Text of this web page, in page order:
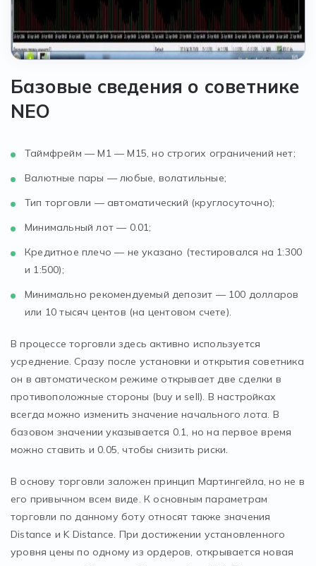
Базовые сведения о советнике
NEO
Таймфрейм — М1 — М15, но строгих ограничений нет;
Валютные пары — любые, волатильные;
Тип торговли — автоматический (круглосуточно);
Минимальный лот — 0.01;
Кредитное плечо — не указано (тестировался на 1:300
и 1:500);
Минимально рекомендуемый депозит — 100 долларов
или 10 тысяч центов (на центовом счете).
В процессе торговли здесь активно используется
усреднение. Сразу после установки и открытия советника
он в автоматическом режиме открывает две сделки в
противоположные стороны (buy и sell). В настройках
всегда можно изменить значение начального лота. В
базовом значении указывается 0.1, но на первое время
можно ставить и 0.05, чтобы снизить риски.
В основу торговли заложен принцип Мартингейла, но не в
его привычном всем виде. К основным параметрам
торговли по данному боту относят также значения
Distance и K Distance. При достижении установленного
уровня цены по одному из ордеров, открывается новая